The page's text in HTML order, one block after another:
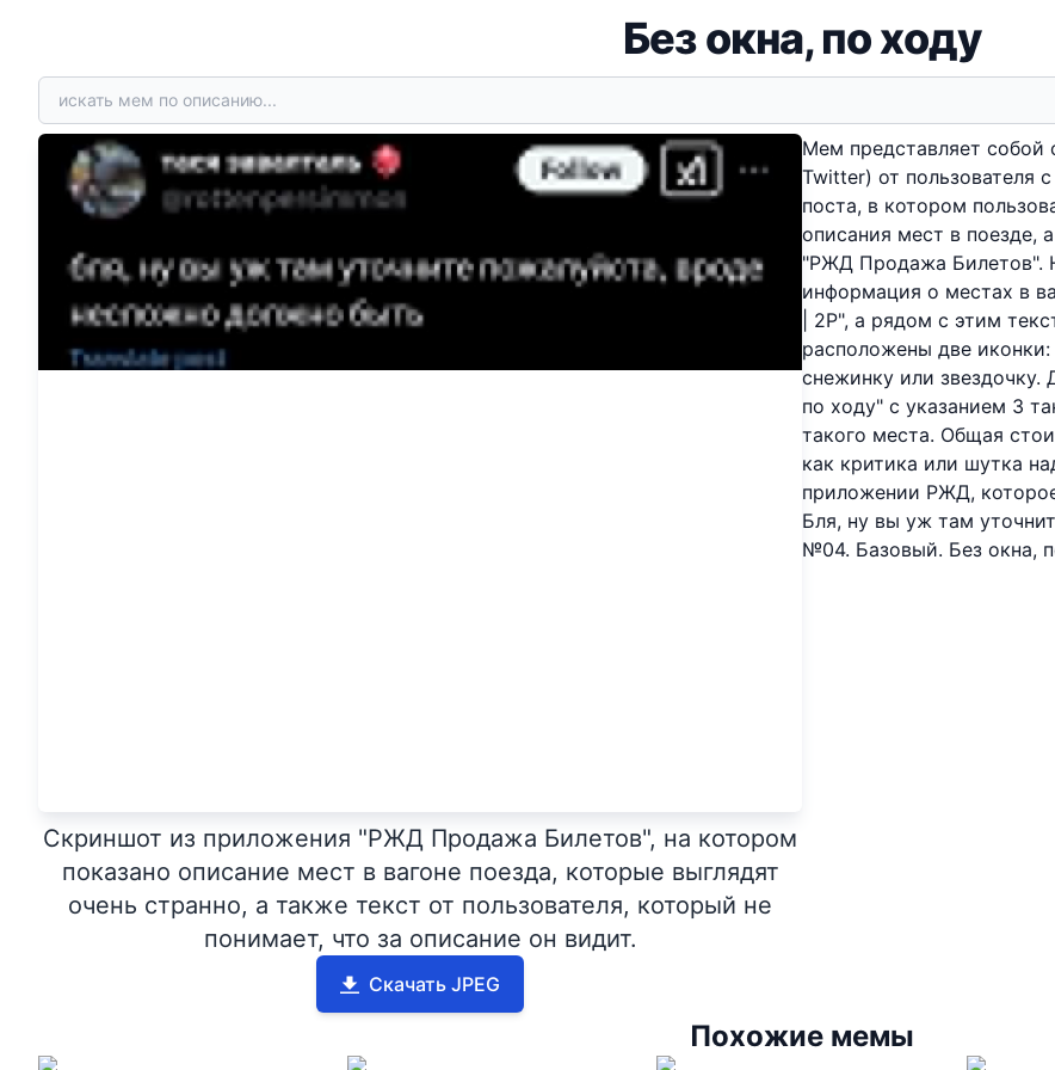
Без окна, по ходу
Скриншот из приложения "РЖД Продажа Билетов", на котором
показано описание мест в вагоне поезда, которые выглядят
очень странно, а также текст от пользователя, который не
понимает, что за описание он видит.
Скачать JPEG
Мем представляет собой
Twitter) от пользователя
поста, в котором
описания мест в поезде,
"РЖД Продажа Билетов".
информация о местах в
| 2Р", а рядом с этим
расположены две иконки:
снежинку или звездочку.
по ходу" с указанием 3
такого места. Общая
как критика или шутка
приложении РЖД,
Бля, ну вы уж там
№04. Базовый. Без окна,
Похожие мемы